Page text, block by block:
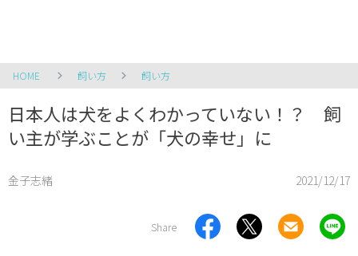
HOME 飼い方 飼い方
日本人は犬をよくわかっていない！？ 飼
い主が学ぶことが「犬の幸せ」に
金子志緒 2021/12/17
Share